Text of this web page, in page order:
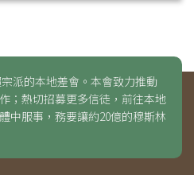
派的本地差會。本會致力推動
；熱切招募更多信徒，前往本地
中服事，務要讓約20億的穆斯林